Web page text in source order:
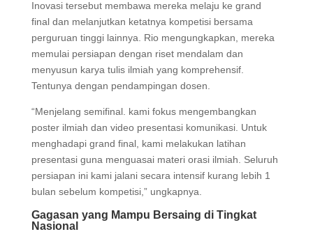
Inovasi tersebut membawa mereka melaju ke grand
final dan melanjutkan ketatnya kompetisi bersama
perguruan tinggi lainnya. Rio mengungkapkan, mereka
memulai persiapan dengan riset mendalam dan
menyusun karya tulis ilmiah yang komprehensif.
Tentunya dengan pendampingan dosen.
“Menjelang semifinal. kami fokus mengembangkan
poster ilmiah dan video presentasi komunikasi. Untuk
menghadapi grand final, kami melakukan latihan
presentasi guna menguasai materi orasi ilmiah. Seluruh
persiapan ini kami jalani secara intensif kurang lebih 1
bulan sebelum kompetisi,” ungkapnya.
Gagasan yang Mampu Bersaing di Tingkat
Nasional